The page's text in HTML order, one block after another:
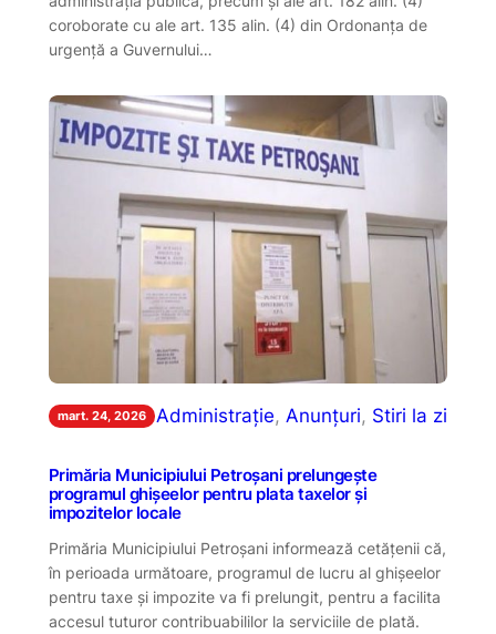
coroborate cu ale art. 135 alin. (4) din Ordonanța de
urgență a Guvernului…
mart. 24, 2026 Administrație, Anunțuri, Stiri la zi
Primăria Municipiului Petroșani prelungește
programul ghișeelor pentru plata taxelor și
impozitelor locale
Primăria Municipiului Petroșani informează cetățenii că,
în perioada următoare, programul de lucru al ghișeelor
pentru taxe și impozite va fi prelungit, pentru a facilita
accesul tuturor contribuabililor la serviciile de plată.